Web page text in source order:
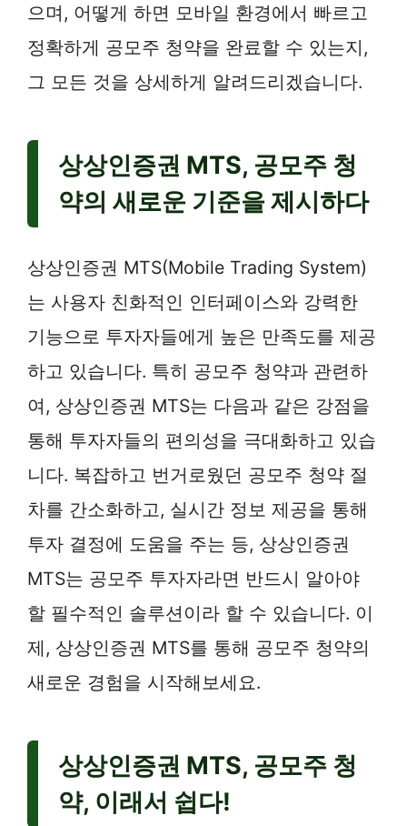
으며, 어떻게 하면 모바일 환경에서 빠르고
정확하게 공모주 청약을 완료할 수 있는지,
그 모든 것을 상세하게 알려드리겠습니다.
상상인증권 MTS, 공모주 청
약의 새로운 기준을 제시하다
상상인증권 MTS(Mobile Trading System)
는 사용자 친화적인 인터페이스와 강력한
기능으로 투자자들에게 높은 만족도를 제공
하고 있습니다. 특히 공모주 청약과 관련하
여, 상상인증권 MTS는 다음과 같은 강점을
통해 투자자들의 편의성을 극대화하고 있습
니다. 복잡하고 번거로웠던 공모주 청약 절
차를 간소화하고, 실시간 정보 제공을 통해
투자 결정에 도움을 주는 등, 상상인증권
MTS는 공모주 투자자라면 반드시 알아야
할 필수적인 솔루션이라 할 수 있습니다. 이
제, 상상인증권 MTS를 통해 공모주 청약의
새로운 경험을 시작해보세요.
상상인증권 MTS, 공모주 청
약, 이래서 쉽다!